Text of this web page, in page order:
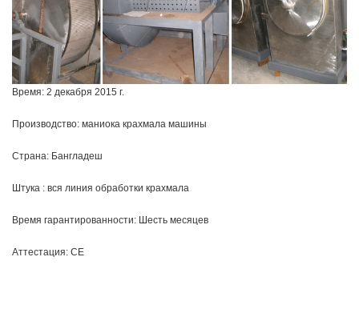
Время: 2 декабря 2015 г.
Производство: маниока крахмала машины
Страна: Бангладеш
Штука : вся линия обработки крахмала
Время гарантированности: Шесть месяцев
Аттестация: CE